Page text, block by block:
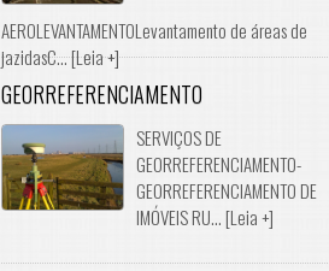
AEROLEVANTAMENTOLevantamento de áreas de
jazidasC... [Leia +]
GEORREFERENCIAMENTO
SERVIÇOS DE
GEORREFERENCIAMENTO-
GEORREFERENCIAMENTO DE
IMÓVEIS RU... [Leia +]